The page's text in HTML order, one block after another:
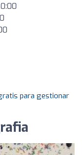
para gestionar